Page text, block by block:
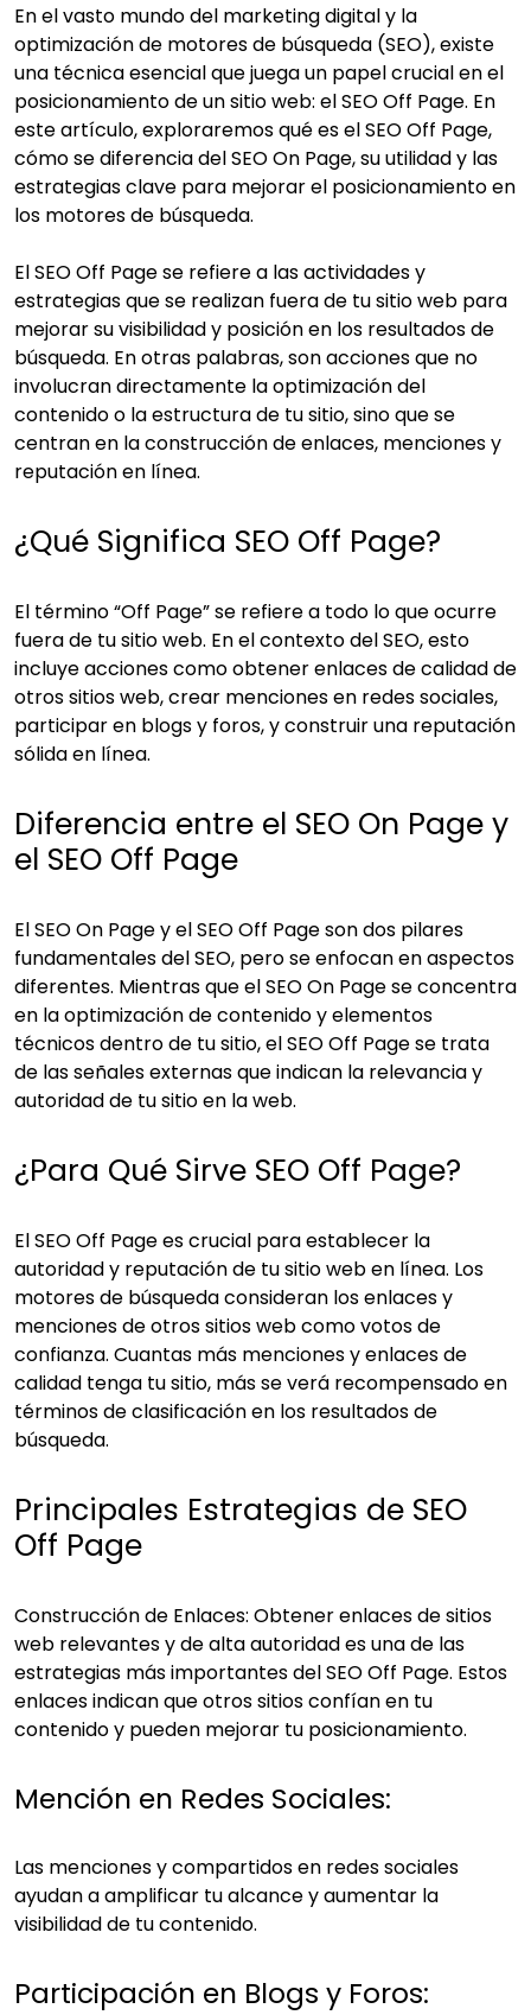
En el vasto mundo del marketing digital y la
optimización de motores de búsqueda (SEO), existe
una técnica esencial que juega un papel crucial en el
posicionamiento de un sitio web: el SEO Off Page. En
este artículo, exploraremos qué es el SEO Off Page,
cómo se diferencia del SEO On Page, su utilidad y las
estrategias clave para mejorar el posicionamiento en
los motores de búsqueda.
El SEO Off Page se refiere a las actividades y
estrategias que se realizan fuera de tu sitio web para
mejorar su visibilidad y posición en los resultados de
búsqueda. En otras palabras, son acciones que no
involucran directamente la optimización del
contenido o la estructura de tu sitio, sino que se
centran en la construcción de enlaces, menciones y
reputación en línea.
¿Qué Significa SEO Off Page?
El término “Off Page” se refiere a todo lo que ocurre
fuera de tu sitio web. En el contexto del SEO, esto
incluye acciones como obtener enlaces de calidad de
otros sitios web, crear menciones en redes sociales,
participar en blogs y foros, y construir una reputación
sólida en línea.
Diferencia entre el SEO On Page y
el SEO Off Page
El SEO On Page y el SEO Off Page son dos pilares
fundamentales del SEO, pero se enfocan en aspectos
diferentes. Mientras que el SEO On Page se concentra
en la optimización de contenido y elementos
técnicos dentro de tu sitio, el SEO Off Page se trata
de las señales externas que indican la relevancia y
autoridad de tu sitio en la web.
¿Para Qué Sirve SEO Off Page?
El SEO Off Page es crucial para establecer la
autoridad y reputación de tu sitio web en línea. Los
motores de búsqueda consideran los enlaces y
menciones de otros sitios web como votos de
confianza. Cuantas más menciones y enlaces de
calidad tenga tu sitio, más se verá recompensado en
términos de clasificación en los resultados de
búsqueda.
Principales Estrategias de SEO
Off Page
Construcción de Enlaces: Obtener enlaces de sitios
web relevantes y de alta autoridad es una de las
estrategias más importantes del SEO Off Page. Estos
enlaces indican que otros sitios confían en tu
contenido y pueden mejorar tu posicionamiento.
Mención en Redes Sociales:
Las menciones y compartidos en redes sociales
ayudan a amplificar tu alcance y aumentar la
visibilidad de tu contenido.
Participación en Blogs y Foros: